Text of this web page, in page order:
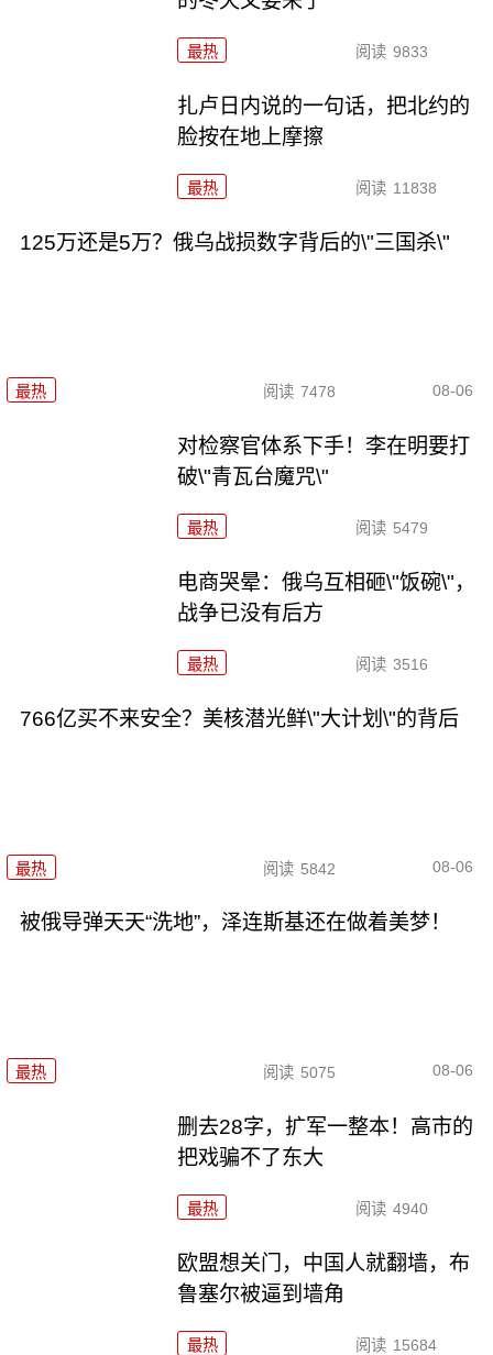
最热 阅读 9833
扎卢日内说的一句话，把北约的
脸按在地上摩擦
最热 阅读 11838
125万还是5万？俄乌战损数字背后的\"三国杀\"
最热 阅读 7478 08-06
对检察官体系下手！李在明要打
破\"青瓦台魔咒\"
最热 阅读 5479
电商哭晕：俄乌互相砸\"饭碗\"，
战争已没有后方
最热 阅读 3516
766亿买不来安全？美核潜光鲜\"大计划\"的背后
最热 阅读 5842 08-06
被俄导弹天天“洗地”，泽连斯基还在做着美梦！
最热 阅读 5075 08-06
删去28字，扩军一整本！高市的
把戏骗不了东大
最热 阅读 4940
欧盟想关门，中国人就翻墙，布
鲁塞尔被逼到墙角
最热 阅读 15684